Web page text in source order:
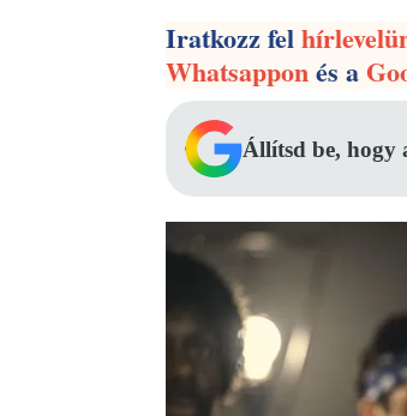
Iratkozz fel
Whatsapponés a
Állítsd be, hogy